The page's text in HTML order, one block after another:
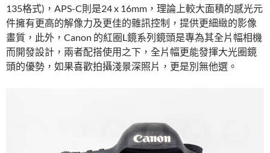
135格式)，APS-C則是24 x 16mm，理論上較大面積的感光元
件擁有更高的解像力及更佳的雜訊控制，提供更細緻的影像
畫質，此外，Canon 的紅圈L鏡系列鏡頭是專為其全片幅相機
而開發設計，兩者配搭使用之下，全片幅更能發揮大光圈鏡
頭的優勢，如果喜歡拍攝淺景深照片，更是別無他選。